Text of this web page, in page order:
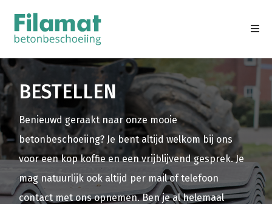
BESTELLEN
Benieuwd geraakt naar onze mooie
betonbeschoeiing? Je bent altijd welkom bij ons
voor een kop koffie en een vrijblijvend gesprek. Je
mag natuurlijk ook altijd per mail of telefoon
contact met ons opnemen. Ben je al helemaal